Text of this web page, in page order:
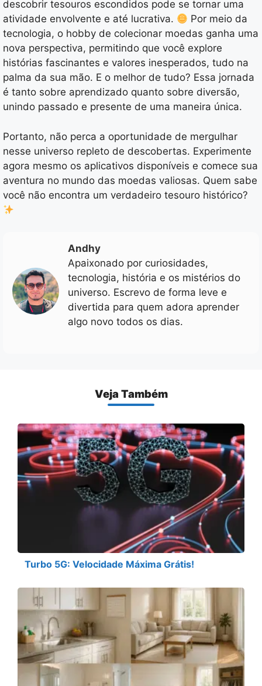
descobrir tesouros escondidos pode se tornar uma
atividade envolvente e até lucrativa.
Por meio da
tecnologia, o hobby de colecionar moedas ganha uma
nova perspectiva, permitindo que você explore
histórias fascinantes e valores inesperados, tudo na
palma da sua mão. E o melhor de tudo? Essa jornada
é tanto sobre aprendizado quanto sobre diversão,
unindo passado e presente de uma maneira única.
Portanto, não perca a oportunidade de mergulhar
nesse universo repleto de descobertas. Experimente
agora mesmo os aplicativos disponíveis e comece sua
aventura no mundo das moedas valiosas. Quem sabe
você não encontra um verdadeiro tesouro histórico?
Andhy
Apaixonado por curiosidades,
tecnologia, história e os mistérios do
universo. Escrevo de forma leve e
divertida para quem adora aprender
algo novo todos os dias.
Veja Também
Turbo 5G: Velocidade Máxima Grátis!